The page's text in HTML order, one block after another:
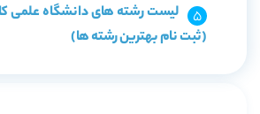
(ثبت نام بهترین رشته ها)